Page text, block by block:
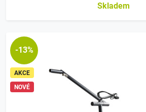
Skladem
-13%
AKCE
NOVÉ